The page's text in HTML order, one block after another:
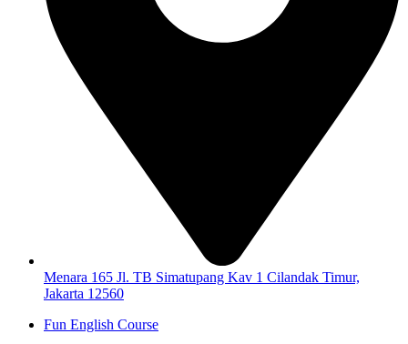
Menara 165 Jl. TB Simatupang Kav 1 Cilandak Timur,
Jakarta 12560
Fun English Course